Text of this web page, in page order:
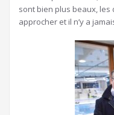
sont bien plus beaux,
approcher et il n’y a